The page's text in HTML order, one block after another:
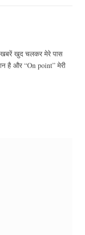
खुद चलकर मेरे पास
है और “On point” मेरी